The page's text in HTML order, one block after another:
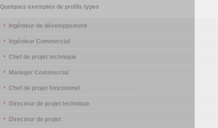
Quelques exemples de profils types
Ingénieur de développement
Ingénieur Commercial
Chef de projet technique
Manager Commercial
Chef de projet fonctionnel
Directeur de projet technique
Directeur de projet